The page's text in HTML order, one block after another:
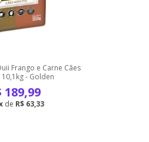
Frango e Carne Cães
- Golden
189,99
de R$ 63,33